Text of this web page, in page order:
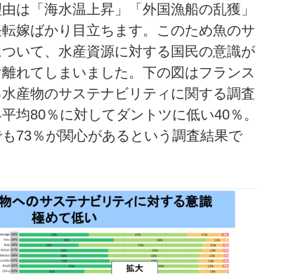
は「海水温上昇」「外国漁船の乱獲」
嫁ばかり目立ちます。このため魚のサ
いて、水産資源に対する国民の意識が
れてしまいました。下の図はフランス
産物のサステナビリティに関する調査
均80％に対してダントツに低い40％。
73％が関心があるという調査結果で